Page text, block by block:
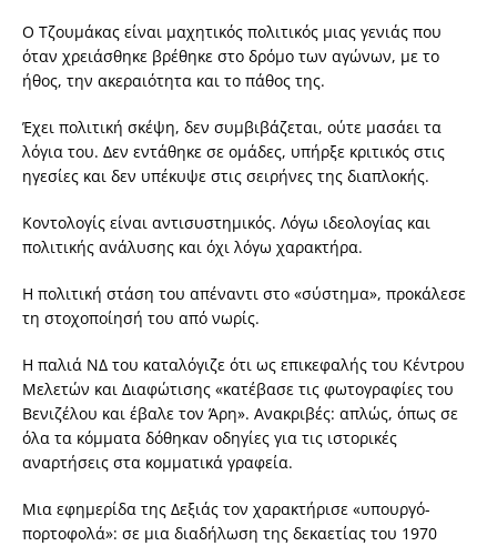
Ο Τζουμάκας είναι μαχητικός πολιτικός μιας γενιάς που
όταν χρειάσθηκε βρέθηκε στο δρόμο των αγώνων, με το
ήθος, την ακεραιότητα και το πάθος της.
Έχει πολιτική σκέψη, δεν συμβιβάζεται, ούτε μασάει τα
λόγια του. Δεν εντάθηκε σε ομάδες, υπήρξε κριτικός στις
ηγεσίες και δεν υπέκυψε στις σειρήνες της διαπλοκής.
Κοντολογίς είναι αντισυστημικός. Λόγω ιδεολογίας και
πολιτικής ανάλυσης και όχι λόγω χαρακτήρα.
Η πολιτική στάση του απέναντι στο «σύστημα», προκάλεσε
τη στοχοποίησή του από νωρίς.
Η παλιά ΝΔ του καταλόγιζε ότι ως επικεφαλής του Κέντρου
Μελετών και Διαφώτισης «κατέβασε τις φωτογραφίες του
Βενιζέλου και έβαλε τον Άρη». Ανακριβές: απλώς, όπως σε
όλα τα κόμματα δόθηκαν οδηγίες για τις ιστορικές
αναρτήσεις στα κομματικά γραφεία.
Μια εφημερίδα της Δεξιάς τον χαρακτήρισε «υπουργό-
πορτοφολά»: σε μια διαδήλωση της δεκαετίας του 1970